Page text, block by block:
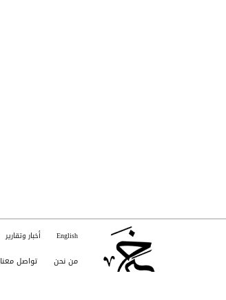
English أخبار وتقارير
من نحن تواصل معنا